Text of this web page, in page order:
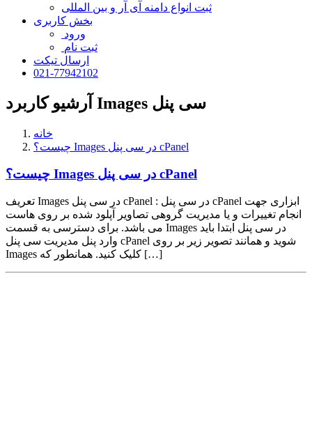
ثبت انواع دامنه آی آر و بین المللی
بخش کاربری
ورود
ثبت نام
ارسال تیکت
021-77942102
آرشیو کاربرد Images سی پنل
خانه
چیست؟ Images در سی پنل cPanel
چیست؟ Images در سی پنل cPanel
تعریف Images در سی پنل cPanel : در سی پنل cPanel ابزاری جهت
انجام تغییرات و یا مدیریت گروهی تصاویر آپلود شده بر روی هاست
می باشد. برای دسترسی به قسمت Images در سی پنل ابتدا باید
وارد پنل مدیریت سی پنل cPanel شوید و همانند تصویر زیر بر روی
Images کلیک کنید. همانطور که […]